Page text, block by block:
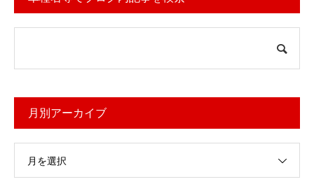
月別アーカイブ
月を選択